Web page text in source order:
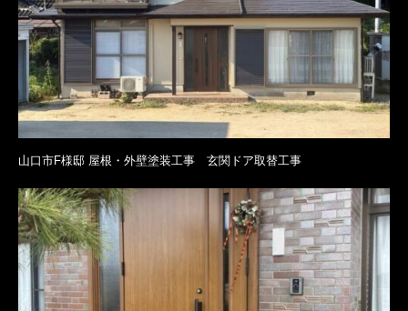
山口市F様邸 屋根・外壁塗装工事 玄関ドア取替工事